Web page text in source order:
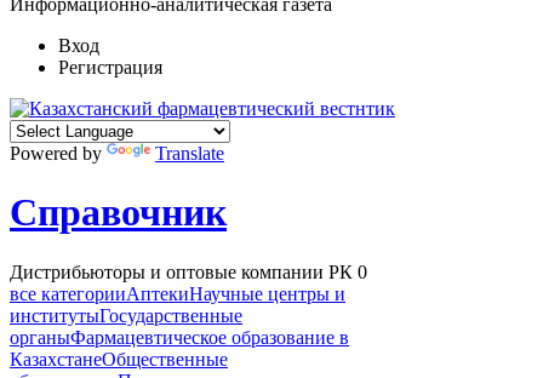
Вход
Регистрация
Powered by Translate
Справочник
Дистрибьюторы и оптовые компании РК 0
все категорииАптекиНаучные центры и
институтыГосударственные
органыФармацевтическое образование в
КазахстанеОбщественные